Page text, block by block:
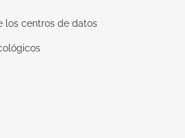
los centros de datos